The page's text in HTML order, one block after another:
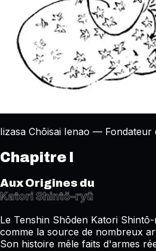
Iizasa Chōisai Ienao — Fondateur
Chapitre I
Aux Origines du
Katori Shintō-ryū
Le Tenshin Shōden Katori
comme la source de nombreux
Son histoire mêle faits d'armes